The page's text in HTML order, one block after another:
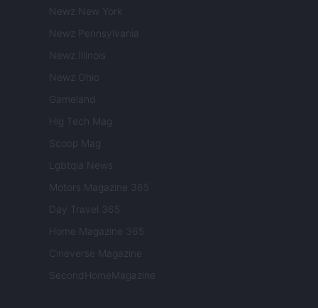
Newz New York
Newz Pennsylvania
Newz Illinois
Newz Ohio
Gameland
Hig Tech Mag
Scoop Mag
Lgbtqia News
Motors Magazine 365
Day Travel 365
Home Magazine 365
Cineverse Magazine
SecondHomeMagazine